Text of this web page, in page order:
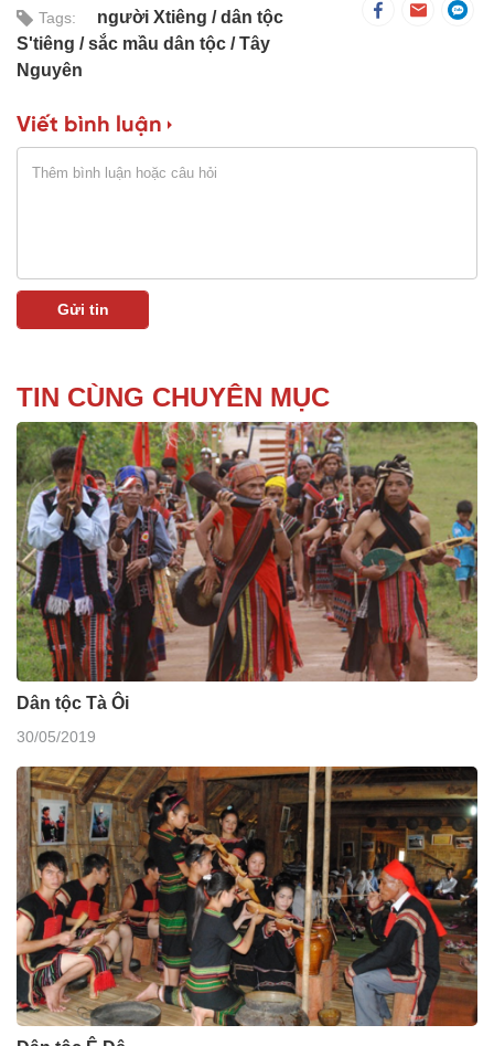
Tags: người Xtiêng
dân tộc
S'tiêng
sắc mầu dân tộc
Tây
Nguyên
Viết bình luận
TIN CÙNG CHUYÊN MỤC
Dân tộc Tà Ôi
30/05/2019